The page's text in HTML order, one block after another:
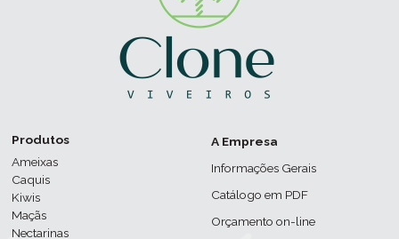
Produtos
Ameixas
Caquis
Kiwis
Maçãs
Nectarinas
A Empresa
Informações Gerais
Catálogo em PDF
Orçamento on-line